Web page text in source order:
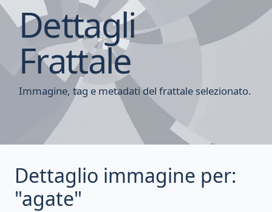
Dettagli
Frattale
Immagine, tag e metadati del frattale selezionato.
Dettaglio immagine per:
"agate"